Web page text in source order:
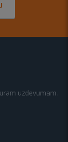
uzdevumam.